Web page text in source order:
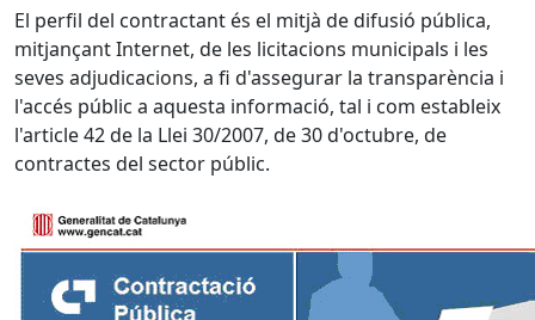
El perfil del contractant és el mitjà de difusió pública,
mitjançant Internet, de les licitacions municipals i les
seves adjudicacions, a fi d'assegurar la transparència i
l'accés públic a aquesta informació, tal i com estableix
l'article 42 de la Llei 30/2007, de 30 d'octubre, de
contractes del sector públic.